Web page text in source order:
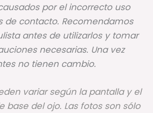
por el incorrecto uso
de contacto. Recomendamos
antes de utilizarlos y tomar
necesarias. Una vez
no tienen cambio.
variar según la pantalla y el
base del ojo. Las fotos son sólo